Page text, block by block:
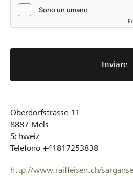
Inviare
Oberdorfstrasse 11
8887 Mels
Schweiz
Telefono +41817253838
http://www.raiffeisen.ch/